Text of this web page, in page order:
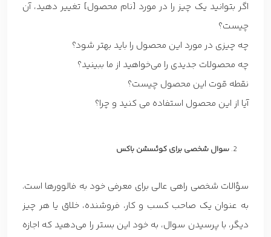
اگر بتوانید یک چیز را در مورد [نام محصول] تغییر دهید، آن
چیست؟
چه چیزی در مورد این محصول را باید بهتر شود؟
چه محصولات جدیدی را می‌خواهید از ما ببینید؟
نقطه قوت این محصول چیست؟
آیا از این محصول استفاده می کنید و چرا؟
سوال شخصی برای کوئسشن باکس
سؤالات شخصی راهی عالی برای معرفی خود به فالوورها است.
به عنوان یک صاحب کسب و کار، فروشنده، خلاق یا هر چیز
دیگر، با پرسیدن سوال، به خود این بستر را می‌دهید که اجازه